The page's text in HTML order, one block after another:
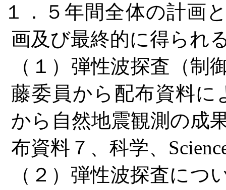
１．５年間全体の計画
画及び最終的に得られ
（１）弾性波探査（制
藤委員から配布資料
から自然地震観測の成
布資料７、科学、
（２）弾性波探査につ